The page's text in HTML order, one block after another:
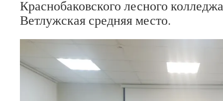
Краснобаковского лесного
Ветлужская средняя место.